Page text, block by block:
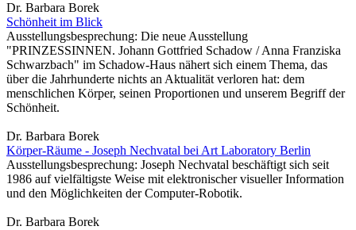
Dr. Barbara Borek
Schönheit im Blick
Ausstellungsbesprechung: Die neue Ausstellung
"PRINZESSINNEN. Johann Gottfried Schadow / Anna Franziska
Schwarzbach" im Schadow-Haus nähert sich einem Thema, das
über die Jahrhunderte nichts an Aktualität verloren hat: dem
menschlichen Körper, seinen Proportionen und unserem Begriff der
Schönheit.
Dr. Barbara Borek
Körper-Räume - Joseph Nechvatal bei Art Laboratory Berlin
Ausstellungsbesprechung: Joseph Nechvatal beschäftigt sich seit
1986 auf vielfältigste Weise mit elektronischer visueller Information
und den Möglichkeiten der Computer-Robotik.
Dr. Barbara Borek